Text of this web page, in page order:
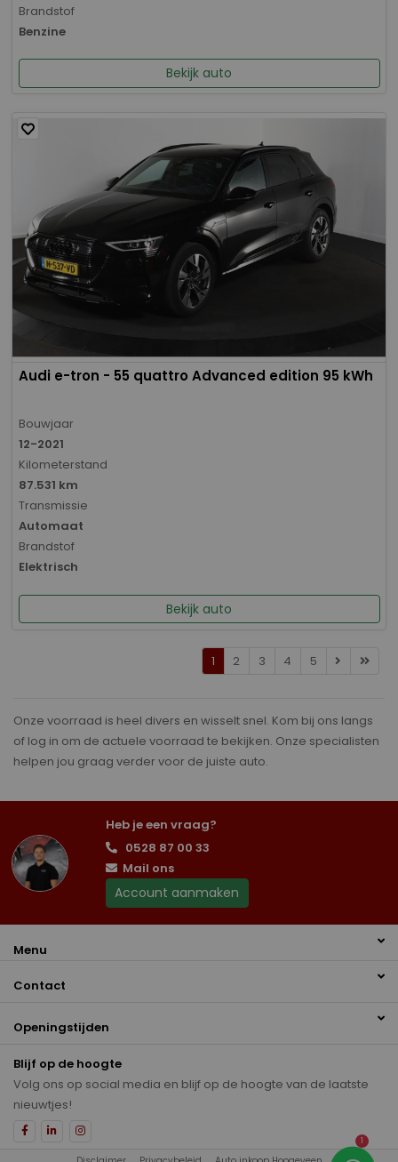
Brandstof
Benzine
Bekijk auto
Audi e-tron - 55 quattro Advanced edition 95 kWh
Bouwjaar
12-2021
Kilometerstand
87.531 km
Transmissie
Automaat
Brandstof
Elektrisch
Bekijk auto
1 2 3 4 5
Onze voorraad is heel divers en wisselt snel. Kom bij ons langs
of log in om de actuele voorraad te bekijken. Onze specialisten
helpen jou graag verder voor de juiste auto.
Heb je een vraag?
0528 87 00 33
Mail ons
Account aanmaken
Menu
Contact
Openingstijden
Blijf op de hoogte
Volg ons op social media en blijf op de hoogte van de laatste
nieuwtjes!
1